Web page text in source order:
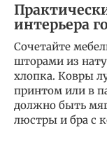
интерьера
Сочетайте
шторами из
хлопка. Ковры
принтом или в
должно быть
люстры и бра с